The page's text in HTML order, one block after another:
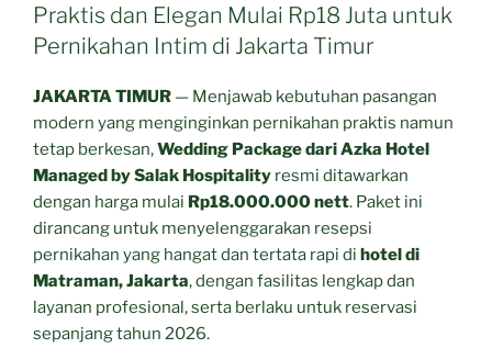
Praktis dan Elegan Mulai Rp18 Juta untuk
Pernikahan Intim di Jakarta Timur
JAKARTA TIMUR — Menjawab kebutuhan pasangan
modern yang menginginkan pernikahan praktis namun
tetap berkesan,Wedding Package dari Azka Hotel
Managed by Salak Hospitality resmi ditawarkan
dengan harga mulai Rp18.000.000 nett. Paket ini
dirancang untuk menyelenggarakan resepsi
pernikahan yang hangat dan tertata rapi di hotel di
Matraman, Jakarta, dengan fasilitas lengkap dan
layanan profesional, serta berlaku untuk reservasi
sepanjang tahun 2026.